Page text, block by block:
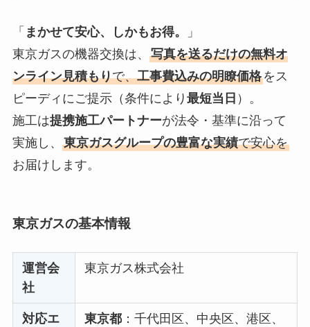
「 まかせて安心、しかもお得。
」
東京ガスの機器交換は、 写真を送るだけの無料オ
ンライン見積もりで、工事費込みの明瞭価格をス
ピーディにご提示（条件により 最短当日 ）。
施工は提携施工パートナーが法令・基準に沿って
実施し、 東京ガスグループの豊富な実績で安心を
お届けします。
東京ガスの基本情報
運営会
社
東京ガス株式会社
対応エ
東京都 ：千代田区、中央区、港区、